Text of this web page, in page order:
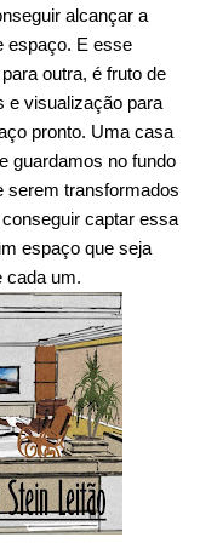
da
alcançar a
espaço. E esse
outra, é fruto de
e visualização para
pronto. Uma casa
guardamos no fundo
serem transformados
captar essa
espaço que seja
cada um.